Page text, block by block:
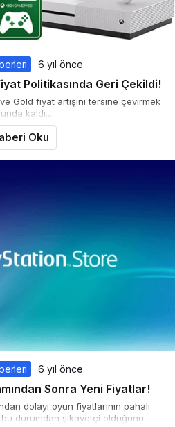
6 yıl önce
Politikasında Geri Çekildi!
Gold fiyat artışını tersine çevirmek
kaldı....
Oku
6 yıl önce
Sonra Yeni Fiyatlar!
dolayı oyun fiyatlarının pahalı
durumdan şikayetçi olduğunu...